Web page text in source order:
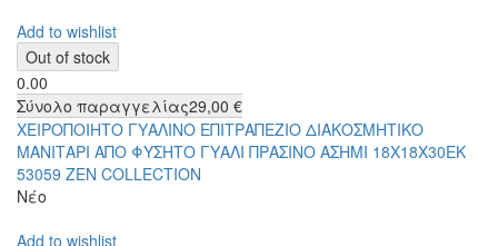
Add to wishlist
0.00
Σύνολο παραγγελίας29,00 €
ΧΕΙΡΟΠΟΙΗΤΟ ΓΥΑΛΙΝΟ ΕΠΙΤΡΑΠΕΖΙΟ ΔΙΑΚΟΣΜΗΤΙΚΟ
ΜΑΝΙΤΑΡΙ ΑΠΟ ΦΥΣΗΤΟ ΓΥΑΛΙ ΠΡΑΣΙΝΟ ΑΣΗΜΙ 18Χ18Χ30ΕΚ
53059 ZEN COLLECTION
Νέο
Add to wishlist